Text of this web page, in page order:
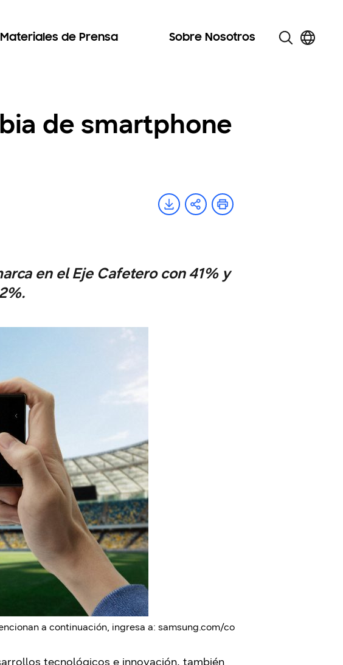
Materiales de Prensa Sobre Nosotros
de smartphone
en el Eje Cafetero con 41% y
a continuación, ingresa a: samsung.com/co
tecnológicos e innovación, también